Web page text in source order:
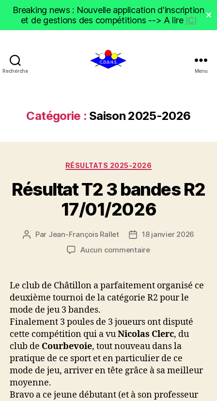
Breaking news : Nouvelle application d'inscription
et de gestions des compétitions --> A lire ICI ✕
Recherche Menu
Catégorie : Saison 2025-2026
Catégories
RÉSULTATS 2025-2026
Résultat T2 3 bandes R2
17/01/2026
Auteur
Par Jean-François Rallet
Date
de
18 janvier 2026
Aucun commentairesur
3
bandes
R2
Le club de Châtillon a parfaitement organisé ce
deuxième tournoi de la catégorie R2 pour le
mode de jeu 3 bandes.
Finalement 3 poules de 3 joueurs ont disputé
cette compétition qui a vuNicolas Clerc, du
club de Courbevoie, tout nouveau dans la
pratique de ce sport et en particulier de ce
mode de jeu, arriver en tête grâce à sa meilleur
moyenne.
Bravo a ce jeune débutant (et à son professeur